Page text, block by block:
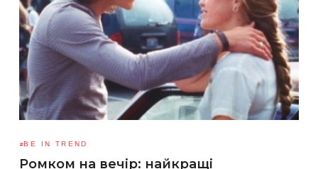
BE IN TREND
Ромком на вечір: найкращі